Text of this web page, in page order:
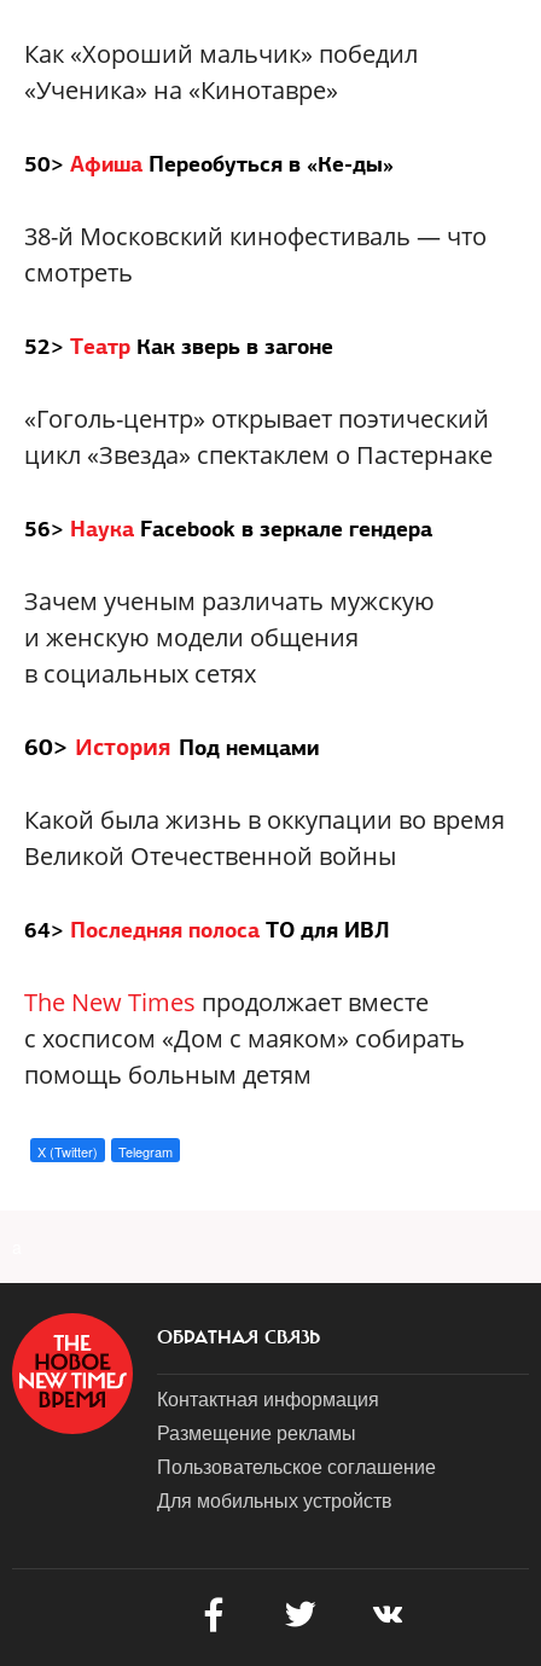
Как «Хороший мальчик» победил
«Ученика» на «Кинотавре»
50> Афиша Переобуться в «Ке-ды»
38-й Московский кинофестиваль — что
смотреть
52> Театр Как зверь в загоне
«Гоголь-центр» открывает поэтический
цикл «Звезда» спектаклем о Пастернаке
56> Наука Facebook в зеркале гендера
Зачем ученым различать мужскую
и женскую модели общения
в социальных сетях
60> История Под немцами
Какой была жизнь в оккупации во время
Великой Отечественной войны
64> Последняя полоса ТО для ИВЛ
The New Times продолжает вместе
с хосписом «Дом с маяком» собирать
помощь больным детям
X (Twitter) Telegram
ОБРАТНАЯ СВЯЗЬ
Контактная информация
Размещение рекламы
Пользовательское соглашение
Для мобильных устройств